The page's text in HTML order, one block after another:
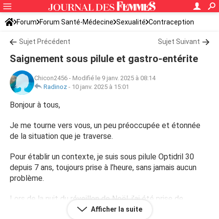
Forum Forum Santé-Médecine Sexualité Contraception
Sujet Précédent Sujet Suivant
Saignement sous pilule et gastro-entérite
Chicon2456 - Modifié le 9 janv. 2025 à 08:14
Radinoz - 10 janv. 2025 à 15:01
Bonjour à tous,
Je me tourne vers vous, un peu préoccupée et étonnée
de la situation que je traverse.
Pour établir un contexte, je suis sous pilule Optidril 30
depuis 7 ans, toujours prise à l’heure, sans jamais aucun
problème.
Lors de la nuit du réveillon de Noël, j’ai été prise de
Afficher la suite